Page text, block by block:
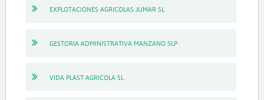
EXPLOTACIONES AGRICOLAS JUMAR SL
GESTORIA ADMINISTRATIVA MANZANO SLP
VIDA PLAST AGRICOLA SL